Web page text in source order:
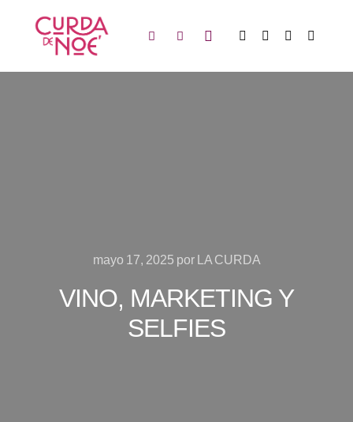
mayo 17, 2025 por LA CURDA
VINO, MARKETING Y
SELFIES